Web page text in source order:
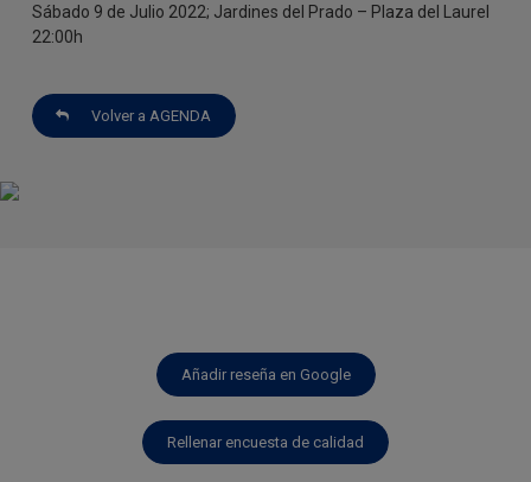
Sábado 9 de Julio 2022; Jardines del Prado – Plaza del Laurel
22:00h
Volver a AGENDA
Añadir reseña en Google
Rellenar encuesta de calidad